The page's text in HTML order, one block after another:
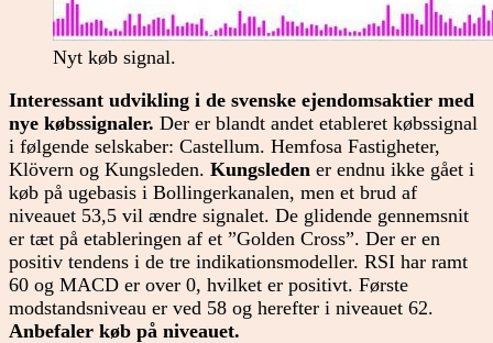
Nyt køb signal.
Interessant udvikling i de svenske ejendomsaktier med
nye købssignaler. Der er blandt andet etableret købssignal
i følgende selskaber: Castellum. Hemfosa Fastigheter,
Klövern og Kungsleden. Kungsleden er endnu ikke gået i
køb på ugebasis i Bollingerkanalen, men et brud af
niveauet 53,5 vil ændre signalet. De glidende gennemsnit
er tæt på etableringen af et ”Golden Cross”. Der er en
positiv tendens i de tre indikationsmodeller. RSI har ramt
60 og MACD er over 0, hvilket er positivt. Første
modstandsniveau er ved 58 og herefter i niveauet 62.
Anbefaler køb på niveauet.